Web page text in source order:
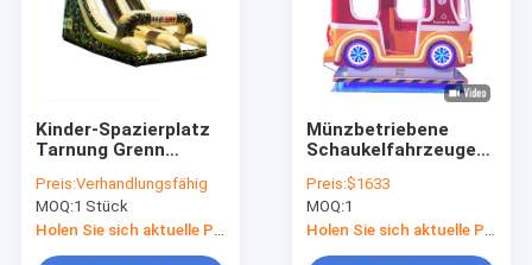
Kinder-Spazierplatz
Tarnung Grenn
Miete
Preis:Verhandlungsfähig
MOQ:1 Stück
Münzbetriebene
Schaukelfahrzeuge
und fröhliche Lieder
für Kinder
Preis:$1633
MOQ:1